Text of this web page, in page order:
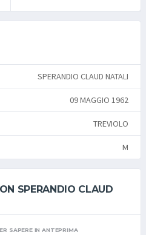
SPERANDIO CLAUD NATALI
09 MAGGIO 1962
TREVIOLO
M
SPERANDIO CLAUD
SAPERE IN ANTEPRIMA